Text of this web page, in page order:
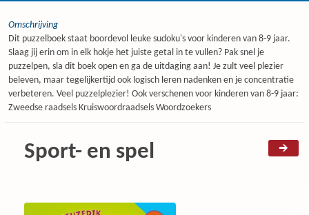
Omschrijving
Dit puzzelboek staat boordevol leuke sudoku's voor kinderen van 8-9 jaar.
Slaag jij erin om in elk hokje het juiste getal in te vullen? Pak snel je
puzzelpen, sla dit boek open en ga de uitdaging aan! Je zult veel plezier
beleven, maar tegelijkertijd ook logisch leren nadenken en je concentratie
verbeteren. Veel puzzelplezier! Ook verschenen voor kinderen van 8-9 jaar:
Zweedse raadsels Kruiswoordraadsels Woordzoekers
Sport- en spel